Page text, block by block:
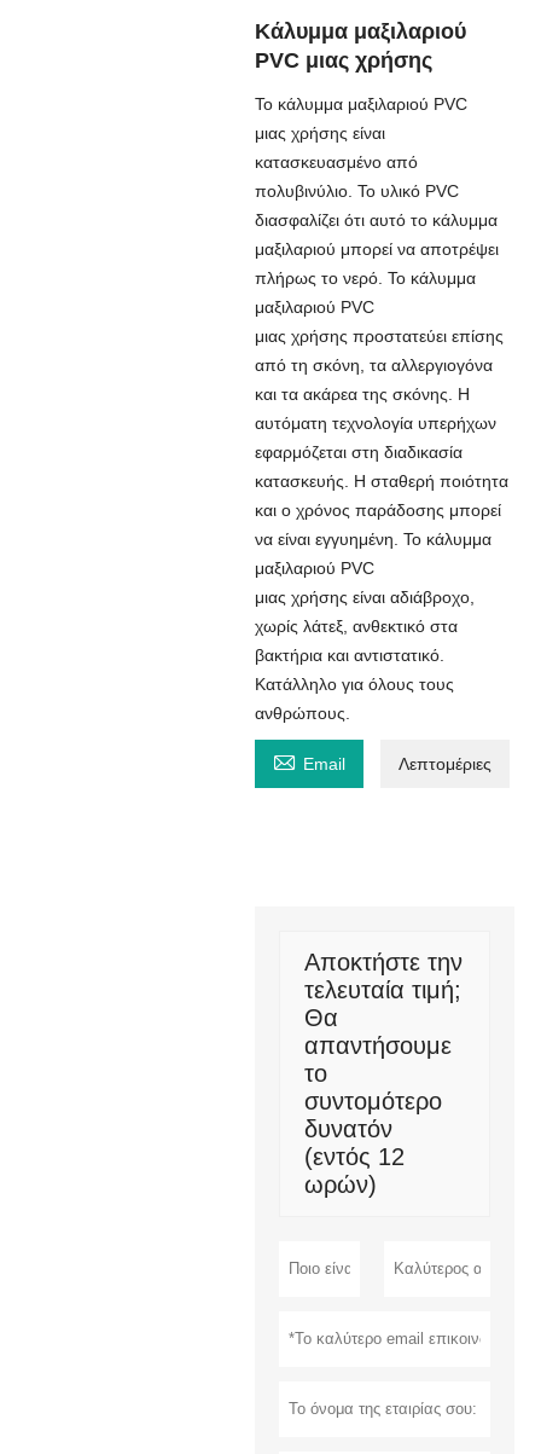
Κάλυμμα μαξιλαριού
PVC μιας χρήσης
Το κάλυμμα μαξιλαριού PVC
μιας χρήσης είναι
κατασκευασμένο από
πολυβινύλιο. Το υλικό PVC
διασφαλίζει ότι αυτό το κάλυμμα
μαξιλαριού μπορεί να αποτρέψει
πλήρως το νερό. Το κάλυμμα
μαξιλαριού PVC
μιας χρήσης προστατεύει επίσης
από τη σκόνη, τα αλλεργιογόνα
και τα ακάρεα της σκόνης. Η
αυτόματη τεχνολογία υπερήχων
εφαρμόζεται στη διαδικασία
κατασκευής. Η σταθερή ποιότητα
και ο χρόνος παράδοσης μπορεί
να είναι εγγυημένη. Το κάλυμμα
μαξιλαριού PVC
μιας χρήσης είναι αδιάβροχο,
χωρίς λάτεξ, ανθεκτικό στα
βακτήρια και αντιστατικό.
Κατάλληλο για όλους τους
ανθρώπους.
 Email Λεπτομέριες
Αποκτήστε την
τελευταία τιμή;
Θα
απαντήσουμε
το
συντομότερο
δυνατόν
(εντός 12
ωρών)